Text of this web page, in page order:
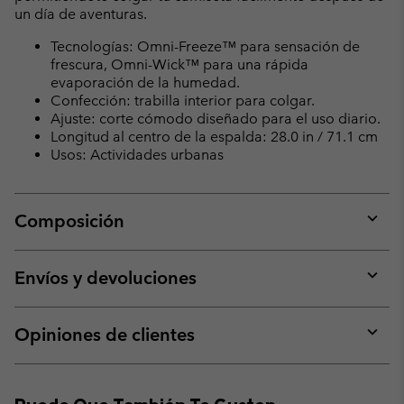
un día de aventuras.
Tecnologías: Omni-Freeze™ para sensación de
frescura, Omni-Wick™ para una rápida
evaporación de la humedad.
Confección: trabilla interior para colgar.
Ajuste: corte cómodo diseñado para el uso diario.
Longitud al centro de la espalda: 28.0 in / 71.1 cm
Usos: Actividades urbanas
Composición
or
Envíos y devoluciones
or
Opiniones de clientes
or